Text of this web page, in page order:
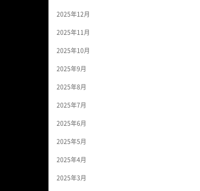
2025年12月
2025年11月
2025年10月
2025年9月
2025年8月
2025年7月
2025年6月
2025年5月
2025年4月
2025年3月